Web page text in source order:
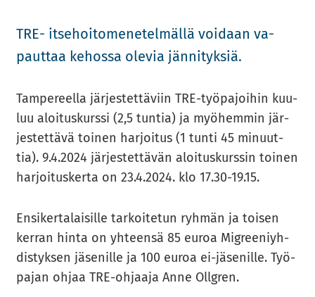
TRE- it­se­hoi­to­me­ne­tel­mäl­lä voi­daan va­
paut­taa ke­hos­sa ole­via jän­ni­tyk­siä.
Tam­pe­reel­la jär­jes­tet­tä­viin TRE-​​työpajoihin kuu­
luu aloi­tus­kurs­si (2,5 tun­tia) ja myö­hem­min jär­
jes­tet­tä­vä toi­nen har­joi­tus (1 tunti 45 mi­nuut­
tia). 9.4.2024 jär­jes­tet­tä­vän aloi­tus­kurs­sin toi­nen
har­joi­tus­ker­ta on 23.4.2024. klo 17.30-19.15.
En­si­ker­ta­lai­sil­le tar­koi­te­tun ryh­män ja toi­sen
ker­ran hinta on yh­teen­sä 85 euroa Migree­niyh­
dis­tyk­sen jä­se­nil­le ja 100 euroa ei-​​jäsenille. Työ­
pa­jan ohjaa TRE-​​ohjaaja Anne Ollgren.